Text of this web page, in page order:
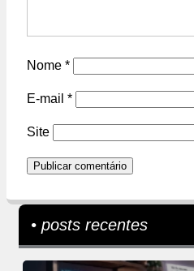
Nome *
E-mail *
Site
• posts recentes